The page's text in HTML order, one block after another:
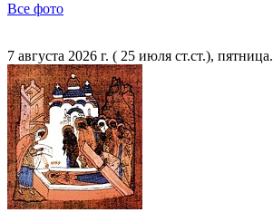
Все фото
7 августа 2026 г. ( 25 июля ст.ст.), пятница.